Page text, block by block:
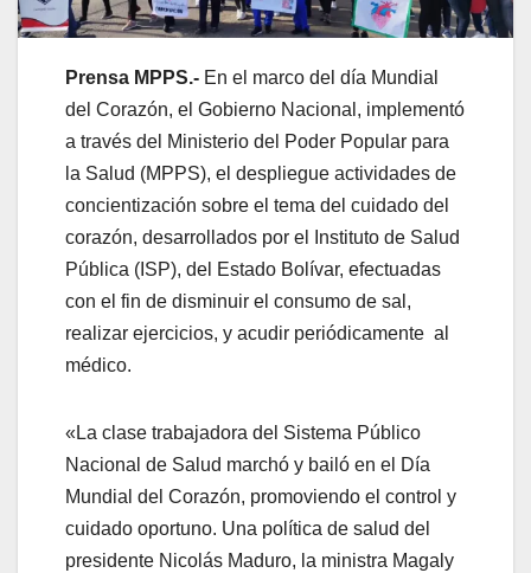
Prensa MPPS.- En el marco del día Mundial
del Corazón, el Gobierno Nacional, implementó
a través del Ministerio del Poder Popular para
la Salud (MPPS), el despliegue actividades de
concientización sobre el tema del cuidado del
corazón, desarrollados por el Instituto de Salud
Pública (ISP), del Estado Bolívar, efectuadas
con el fin de disminuir el consumo de sal,
realizar ejercicios, y acudir periódicamente al
médico.
«La clase trabajadora del Sistema Público
Nacional de Salud marchó y bailó en el Día
Mundial del Corazón, promoviendo el control y
cuidado oportuno. Una política de salud del
presidente Nicolás Maduro, la ministra Magaly